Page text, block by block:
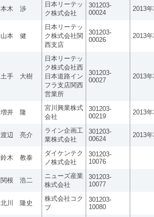
本木 渉
日本リーテッ
ク株式会社
301203-
00024
2013
山本 健
日本リーテッ
ク株式会社関
西支店
301203-
00026
2013
土手 大樹
日本リーテッ
ク株式会社西
日本道路イン
フラ支店関西
営業所
301203-
00027
2013
増井 隆
宮川興業株式
会社
301203-
00219
2013
渡辺 亮介
ライン企画工
業株式会社
301203-
00624
2013
鈴木 教泰
ダイケンテク
ノ株式会社
301203-
10076
関根 浩二
ニューズ産業
株式会社
301203-
10077
北川 隆史
株式会社コク
ブ
301203-
10080